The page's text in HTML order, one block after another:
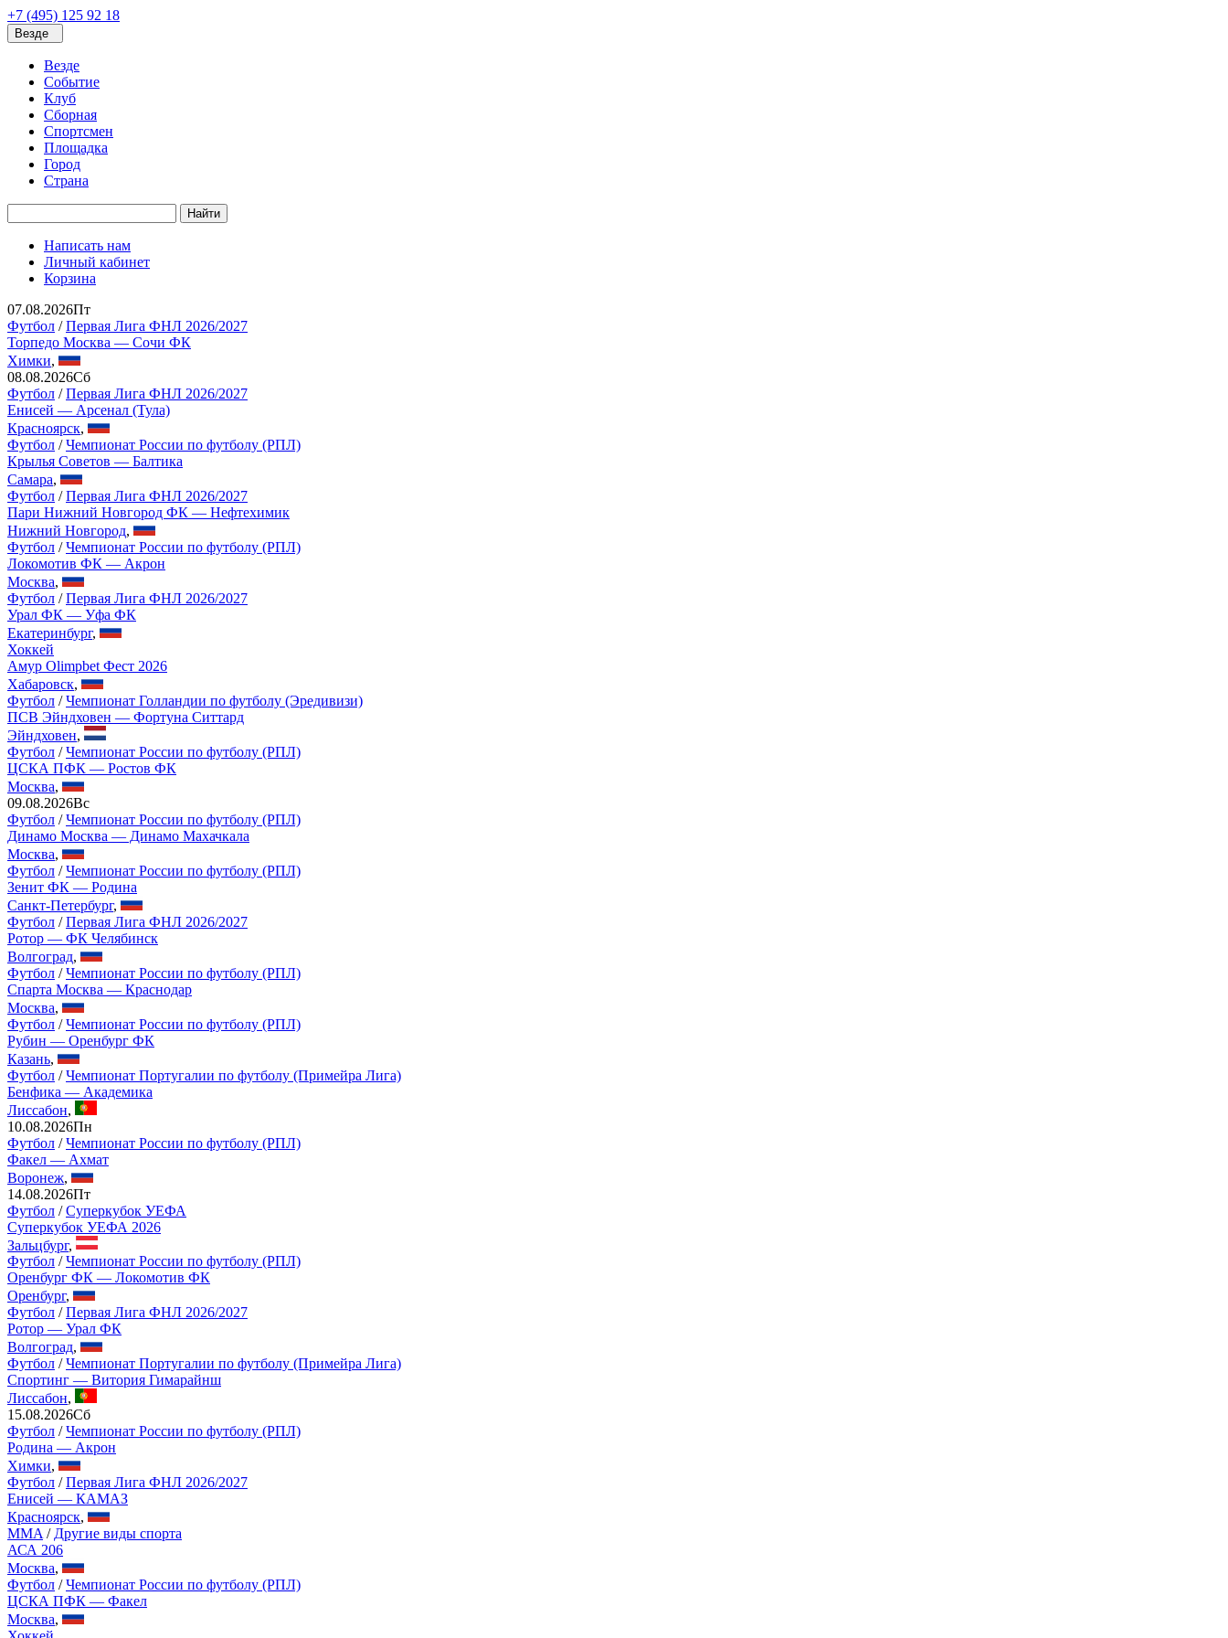
+7 (495) 125 92 18
Везде
Везде
Событие
Клуб
Сборная
Спортсмен
Площадка
Город
Страна
Найти
Написать нам
Личный кабинет
Корзина
07.08.2026Пт
Футбол /Первая Лига ФНЛ 2026/2027
Торпедо Москва — Сочи ФК
Химки,
08.08.2026Сб
Футбол /Первая Лига ФНЛ 2026/2027
Енисей — Арсенал (Тула)
Красноярск,
Футбол /Чемпионат России по футболу (РПЛ)
Крылья Советов — Балтика
Самара,
Футбол /Первая Лига ФНЛ 2026/2027
Пари Нижний Новгород ФК — Нефтехимик
Нижний Новгород,
Футбол /Чемпионат России по футболу (РПЛ)
Локомотив ФК — Акрон
Москва,
Футбол /Первая Лига ФНЛ 2026/2027
Урал ФК — Уфа ФК
Екатеринбург,
Хоккей
Амур Olimpbet Фест 2026
Хабаровск,
Футбол /Чемпионат Голландии по футболу (Эредивизи)
ПСВ Эйндховен — Фортуна Ситтард
Эйндховен,
Футбол /Чемпионат России по футболу (РПЛ)
ЦСКА ПФК — Ростов ФК
Москва,
09.08.2026Вс
Футбол /Чемпионат России по футболу (РПЛ)
Динамо Москва — Динамо Махачкала
Москва,
Футбол /Чемпионат России по футболу (РПЛ)
Зенит ФК — Родина
Санкт-Петербург,
Футбол /Первая Лига ФНЛ 2026/2027
Ротор — ФК Челябинск
Волгоград,
Футбол /Чемпионат России по футболу (РПЛ)
Спарта Москва — Краснодар
Москва,
Футбол /Чемпионат России по футболу (РПЛ)
Рубин — Оренбург ФК
Казань,
Футбол /Чемпионат Португалии по футболу (Примейра Лига)
Бенфика — Академика
Лиссабон,
10.08.2026Пн
Футбол /Чемпионат России по футболу (РПЛ)
Факел — Ахмат
Воронеж,
14.08.2026Пт
Футбол /Суперкубок УЕФА
Суперкубок УЕФА 2026
Зальцбург,
Футбол /Чемпионат России по футболу (РПЛ)
Оренбург ФК — Локомотив ФК
Оренбург,
Футбол /Первая Лига ФНЛ 2026/2027
Ротор — Урал ФК
Волгоград,
Футбол /Чемпионат Португалии по футболу (Примейра Лига)
Спортинг — Витория Гимарайнш
Лиссабон,
15.08.2026Сб
Футбол /Чемпионат России по футболу (РПЛ)
Родина — Акрон
Химки,
Футбол /Первая Лига ФНЛ 2026/2027
Енисей — КАМАЗ
Красноярск,
MMA / Другие виды спорта
АСА 206
Москва,
Футбол /Чемпионат России по футболу (РПЛ)
ЦСКА ПФК — Факел
Москва,